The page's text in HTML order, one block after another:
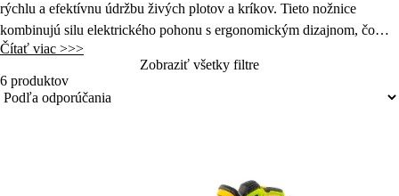
rýchlu a efektívnu údržbu živých plotov a kríkov. Tieto nožnice
kombinujú silu elektrického pohonu s ergonomickým dizajnom, čo
umožňuje ľahkú manipuláciu a pohodlné používanie aj pri dlhšom
strihaní. Fieldmann ponúka rôzne modely s rôznymi dĺžkami čepelí a
výkonom, čo umožňuje vybrať si ten najvhodnejší pre špecifické
Čítať viac >>>
Zobraziť všetky filtre
6 produktov